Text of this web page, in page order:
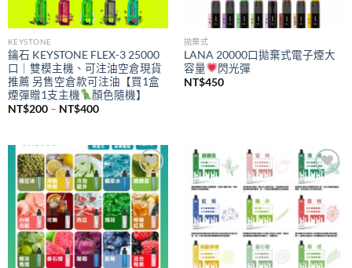
KEYSTONE
鑰石 KEYSTONE FLEX-3 25000
口｜雙模主機、可注油空倉現貨
推薦 另售空倉款可注油【買1盒
煙彈贈1支主機
顏色隨機】
NT$200 – NT$400價
NT$200
到
NT$400
拋棄式
LANA 20000口拋棄式電子煙大
容量
閃光彈
NT$450
Add to
wishlist
Add to